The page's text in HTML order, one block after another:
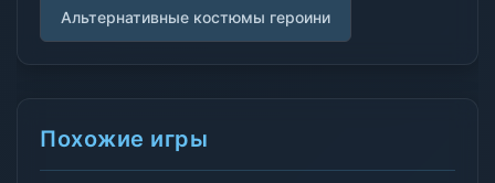
Альтернативные костюмы героини
Похожие игры